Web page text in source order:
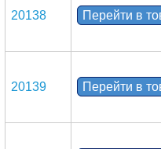
20138 Перейти в
20139 Перейти в